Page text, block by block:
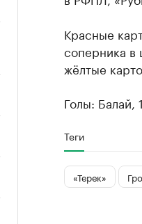
Красные
соперника в
жёлтые
Голы: Балай,
Теги
«Терек»